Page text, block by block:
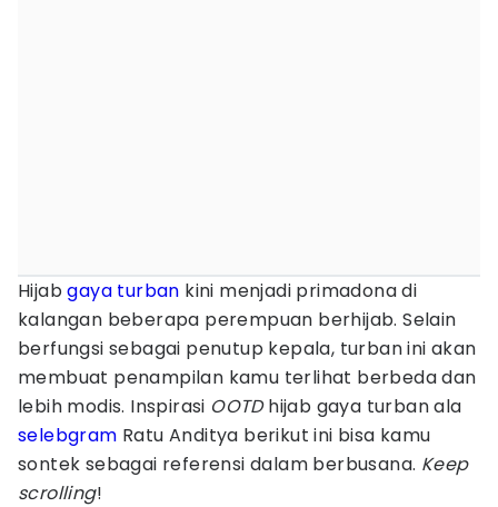
Hijabgaya turban kini menjadi primadona di
kalangan beberapa perempuan berhijab. Selain
berfungsi sebagai penutup kepala, turban ini akan
membuat penampilan kamu terlihat berbeda dan
lebih modis. Inspirasi OOTDhijab gaya turban ala
selebgram Ratu Anditya berikut ini bisa kamu
sontek sebagai referensi dalam berbusana. Keep
scrolling!